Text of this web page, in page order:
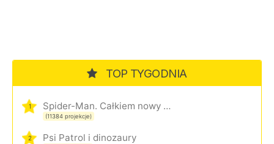
TOP TYGODNIA
1 Spider-Man. Całkiem nowy dzień
(11384 projekcje)
2 Psi Patrol i dinozaury